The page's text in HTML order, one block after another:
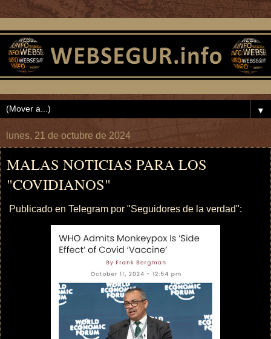
▼
lunes, 21 de octubre de 2024
MALAS NOTICIAS PARA LOS
"COVIDIANOS"
Publicado en Telegram por "Seguidores de la verdad":